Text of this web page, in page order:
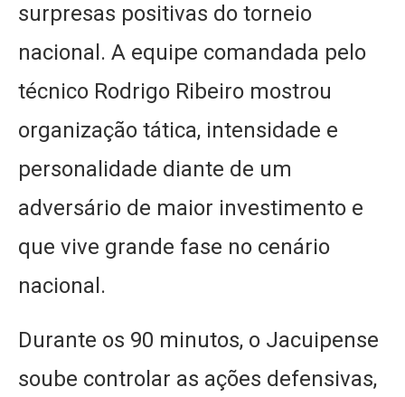
surpresas positivas do torneio
nacional. A equipe comandada pelo
técnico Rodrigo Ribeiro mostrou
organização tática, intensidade e
personalidade diante de um
adversário de maior investimento e
que vive grande fase no cenário
nacional.
Durante os 90 minutos, o Jacuipense
soube controlar as ações defensivas,